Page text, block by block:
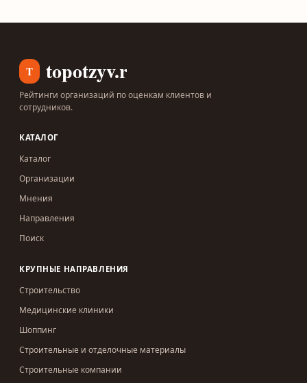
T topotzyv.ru
Рейтинги организаций по оценкам клиентов и
сотрудников.
КАТАЛОГ
Каталог
Организации
Мнения
Направления
Поиск
КРУПНЫЕ НАПРАВЛЕНИЯ
Строительство
Медицинские клиники
Шоппинг
Строительные и отделочные материалы
Строительные компании